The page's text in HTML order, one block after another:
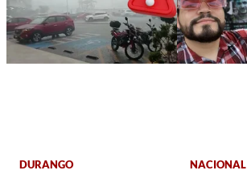
DURANGO NACIONAL